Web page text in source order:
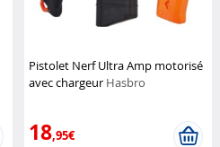
Pistolet Nerf Ultra Amp motorisé
avec chargeur Hasbro
18,95€